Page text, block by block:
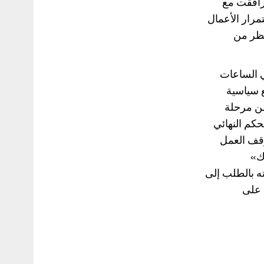
الأعمال
من
الساعات
سياسية
مرحلة
النهائي
العمل
بالطلب إلى
على